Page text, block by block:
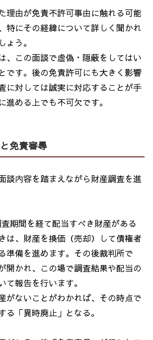
理由が免責不許可事由に触れる可能
特にその経緯について詳しく聞かれ
ょう。
、この面談で虚偽・隠蔽をしてはい
です。後の免責許可にも大きく影響
に対しては誠実に対応することが手
進める上でも不可欠です。
免責審尋
談内容を踏まえながら財産調査を進
期間を経て配当すべき財産がある
は、財産を換価（売却）して債権者
準備を進めます。その後裁判所で
開かれ、この場で調査結果や配当の
て報告を行います。
がないことがわかれば、その時点で
る「異時廃止」となる。